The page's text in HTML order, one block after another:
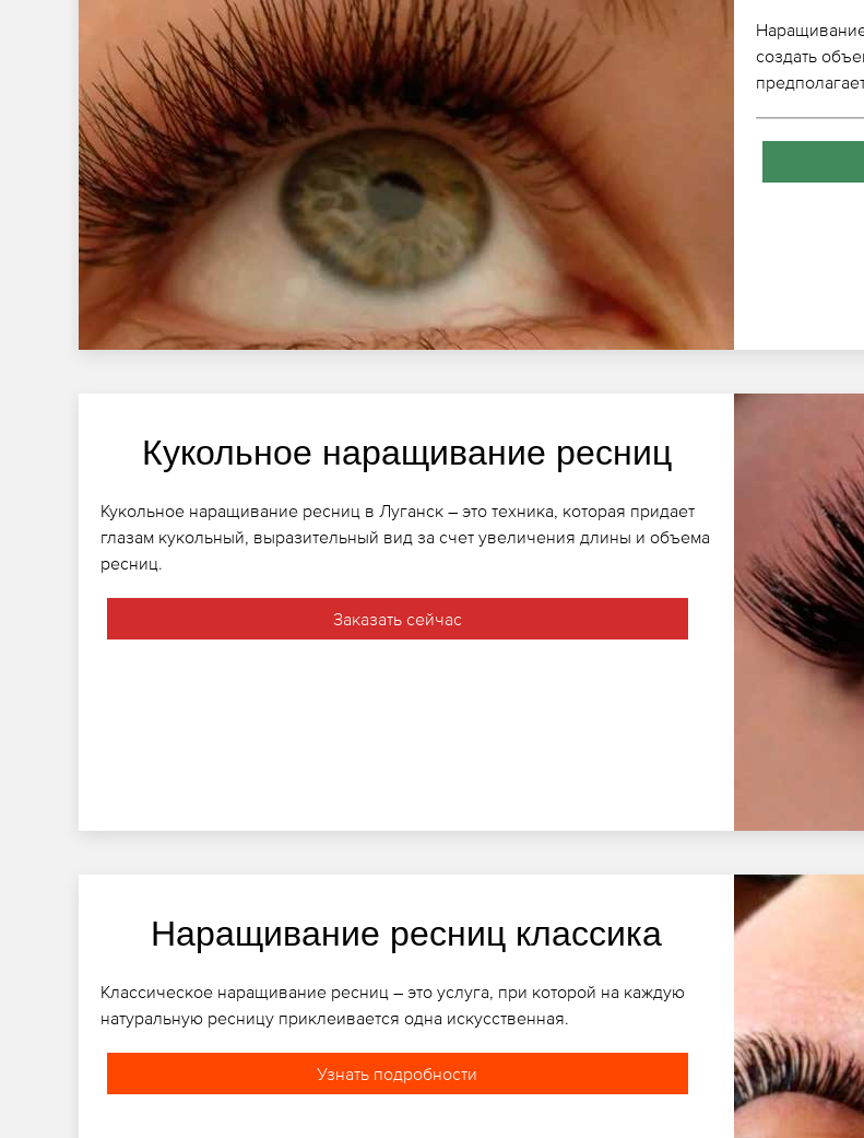
создать
Кукольное наращивание ресниц
Кукольное наращивание ресниц в Луганск – это техника, которая придает
глазам кукольный, выразительный вид за счет увеличения длины и объема
ресниц.
Заказать сейчас
Наращивание ресниц классика
Классическое наращивание ресниц – это услуга, при которой на каждую
натуральную ресницу приклеивается одна искусственная.
Узнать подробности